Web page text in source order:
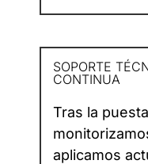
SOPORTE
CONTINUA
Tras la
aplicamos